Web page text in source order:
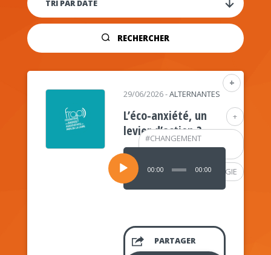
RECHERCHER
+
+
#CHANGEMENT
CLIMATIQUE
#PSYCHOLOGIE
29/06/2026-ALTERNANTES
L’éco-anxiété, un
levier d’action ?
Lecteur
audio
00:00 00:00
PARTAGER